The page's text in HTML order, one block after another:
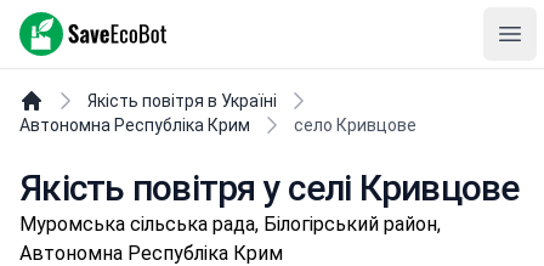
SaveEcoBot
Якість повітря в Україні
Автономна Республіка Крим
село Кривцове
Якість повітря у селі Кривцове
Муромська сільська рада, Білогірський район,
Автономна Республіка Крим